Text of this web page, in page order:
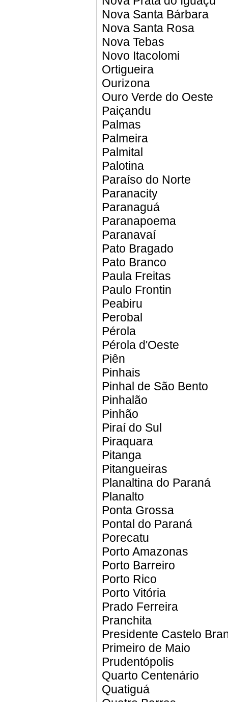
Nova Santa Bárbara
Nova Santa Rosa
Nova Tebas
Novo Itacolomi
Ortigueira
Ourizona
Ouro Verde do Oeste
Paiçandu
Palmas
Palmeira
Palmital
Palotina
Paraíso do Norte
Paranacity
Paranaguá
Paranapoema
Paranavaí
Pato Bragado
Pato Branco
Paula Freitas
Paulo Frontin
Peabiru
Perobal
Pérola
Pérola d'Oeste
Piên
Pinhais
Pinhal de São Bento
Pinhalão
Pinhão
Piraí do Sul
Piraquara
Pitanga
Pitangueiras
Planaltina do Paraná
Planalto
Ponta Grossa
Pontal do Paraná
Porecatu
Porto Amazonas
Porto Barreiro
Porto Rico
Porto Vitória
Prado Ferreira
Pranchita
Presidente Castelo
Primeiro de Maio
Prudentópolis
Quarto Centenário
Quatiguá